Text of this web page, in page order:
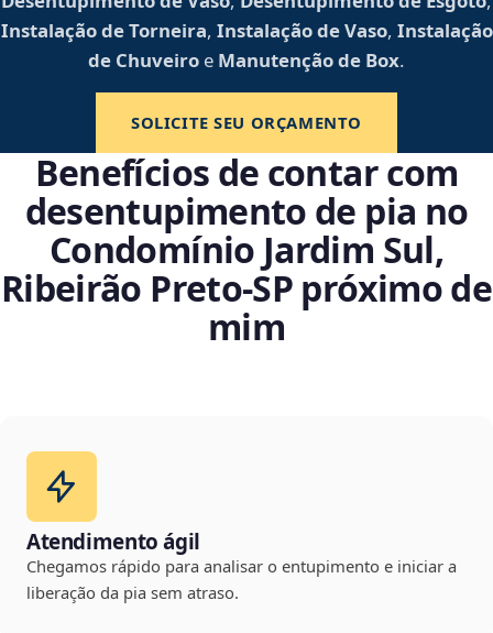
Instalação de Torneira, Instalação de Vaso, Instalação
de Chuveiro e Manutenção de Box.
SOLICITE SEU ORÇAMENTO
Benefícios de contar com
desentupimento de pia no
Condomínio Jardim Sul,
Ribeirão Preto‑SP próximo de
mim
Atendimento ágil
Chegamos rápido para analisar o entupimento e iniciar a
liberação da pia sem atraso.